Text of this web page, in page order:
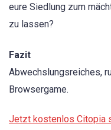
eure Siedlung zum
zu lassen?
Fazit
Abwechslungsreiches,
Browsergame.
Jetzt kostenlos Citopia